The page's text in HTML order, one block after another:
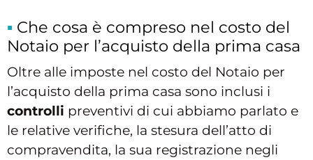
Che cosa è compreso nel costo del
Notaio per l’acquisto della prima casa
Oltre alle imposte nel costo del Notaio per
l’acquisto della prima casa sono inclusi i
controlli preventivi di cui abbiamo parlato e
le relative verifiche, la stesura dell’atto di
compravendita, la sua registrazione negli